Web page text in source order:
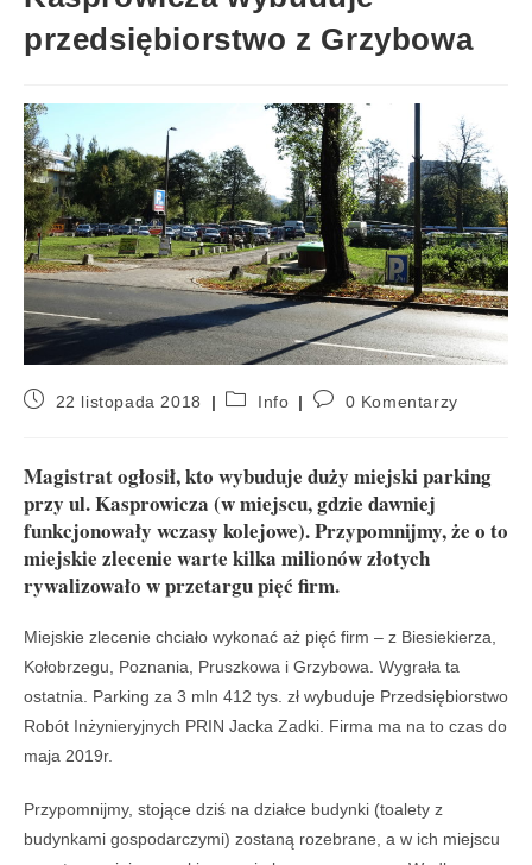
przedsiębiorstwo z Grzybowa
22 listopada 2018 Info 0 Komentarzy
Magistrat ogłosił, kto wybuduje duży miejski parking
przy ul. Kasprowicza (w miejscu, gdzie dawniej
funkcjonowały wczasy kolejowe). Przypomnijmy, że o to
miejskie zlecenie warte kilka milionów złotych
rywalizowało w przetargu pięć firm.
Miejskie zlecenie chciało wykonać aż pięć firm – z Biesiekierza,
Kołobrzegu, Poznania, Pruszkowa i Grzybowa. Wygrała ta
ostatnia. Parking za 3 mln 412 tys. zł wybuduje Przedsiębiorstwo
Robót Inżynieryjnych PRIN Jacka Zadki. Firma ma na to czas do
maja 2019r.
Przypomnijmy, stojące dziś na działce budynki (toalety z
budynkami gospodarczymi) zostaną rozebrane, a w ich miejscu